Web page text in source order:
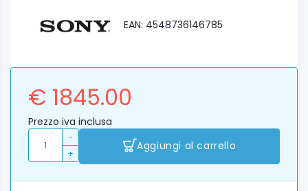
EAN: 4548736146785
€ 1845.00
Prezzo iva inclusa
-
+
Aggiungi al carrello